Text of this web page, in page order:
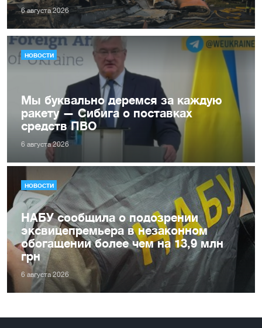
6 августа 2026
НОВОСТИ
Мы буквально деремся за каждую
ракету — Сибига о поставках
средств ПВО
6 августа 2026
НОВОСТИ
НАБУ сообщила о подозрении
эксвицепремьера в незаконном
обогащении более чем на 13,9 млн
грн
6 августа 2026